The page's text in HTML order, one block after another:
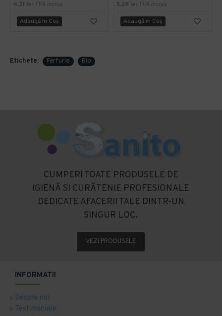
4,21 lei TVA inclus
Adaugă în Coş
5,29 lei TVA inclus
Adaugă în Coş
Etichete: Farfurie Bio
CUMPERI TOATE PRODUSELE DE
IGIENĂ SI CURĂTENIE PROFESIONALE
DEDICATE AFACERII TALE DINTR-UN
SINGUR LOC.
VEZI PRODUSELE
INFORMATII
Despre noi
Testimoniale